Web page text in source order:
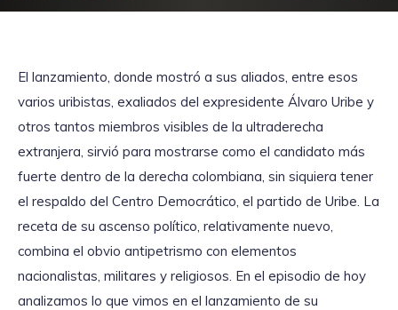
El lanzamiento, donde mostró a sus aliados, entre esos
varios uribistas, exaliados del expresidente Álvaro Uribe y
otros tantos miembros visibles de la ultraderecha
extranjera, sirvió para mostrarse como el candidato más
fuerte dentro de la derecha colombiana, sin siquiera tener
el respaldo del Centro Democrático, el partido de Uribe. La
receta de su ascenso político, relativamente nuevo,
combina el obvio antipetrismo con elementos
nacionalistas, militares y religiosos. En el episodio de hoy
analizamos lo que vimos en el lanzamiento de su